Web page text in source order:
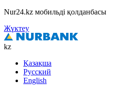
Nur24.kz мобильді қолданбасы
Жүктеу
kz
Қазақша
Русский
English